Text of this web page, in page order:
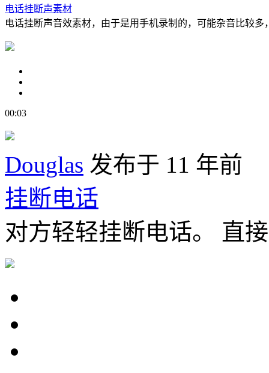
电话挂断声素材
电话挂断声音效素材，由于是用手机录制的，可能杂音比较多
00:03
Douglas 发布于 11 年前
挂断电话
对方轻轻挂断电话。 直